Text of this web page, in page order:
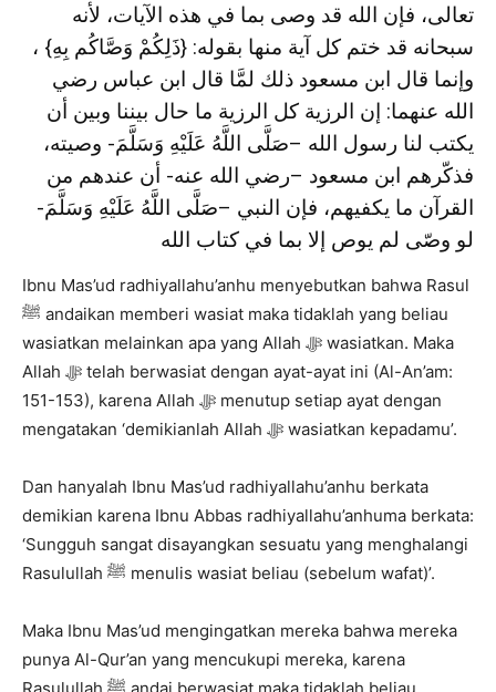
تعالى، فإن الله قد وصى بما في هذه الآيات، لأنه
سبحانه قد ختم كل آية منها بقوله: {ذَلِكُمْ وَصَّاكُم بِهِ} ،
وإنما قال ابن مسعود ذلك لمَّا قال ابن عباس رضي
الله عنهما: إن الرزية كل الرزية ما حال بيننا وبين أن
يكتب لنا رسول الله –صَلَّى اللَّهُ عَلَيْهِ وَسَلَّمَ- وصيته،
فذكّرهم ابن مسعود –رضي الله عنه- أن عندهم من
القرآن ما يكفيهم، فإن النبي –صَلَّى اللَّهُ عَلَيْهِ وَسَلَّمَ-
لو وصّى لم يوص إلا بما في كتاب الله
Ibnu Mas’ud radhiyallahu’anhu menyebutkan bahwa Rasul
ﷺ andaikan memberi wasiat maka tidaklah yang beliau
wasiatkan melainkan apa yang Allah ﷻ wasiatkan. Maka
Allah ﷻ telah berwasiat dengan ayat-ayat ini (Al-An’am:
151-153), karena Allah ﷻ menutup setiap ayat dengan
mengatakan ‘demikianlah Allah ﷻ wasiatkan kepadamu’.
Dan hanyalah Ibnu Mas’ud radhiyallahu’anhu berkata
demikian karena Ibnu Abbas radhiyallahu’anhuma berkata:
‘Sungguh sangat disayangkan sesuatu yang menghalangi
Rasulullah ﷺ menulis wasiat beliau (sebelum wafat)’.
Maka Ibnu Mas’ud mengingatkan mereka bahwa mereka
punya Al-Qur’an yang mencukupi mereka, karena
Rasulullah ﷺ andai berwasiat maka tidaklah beliau